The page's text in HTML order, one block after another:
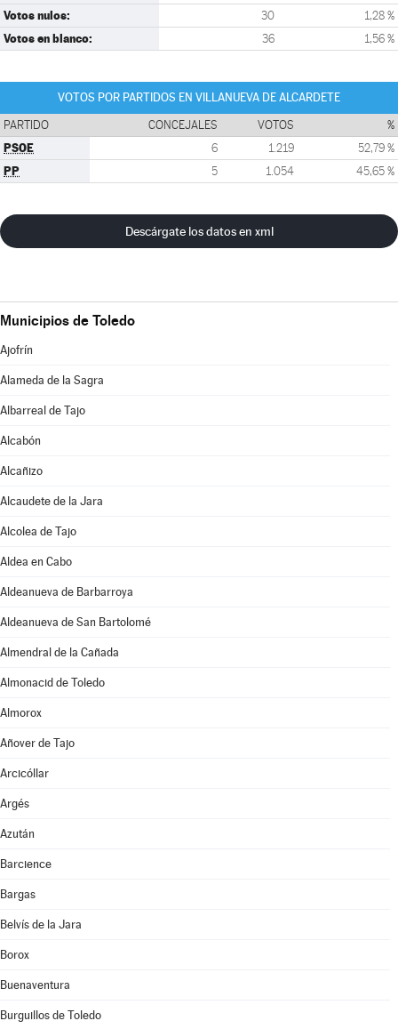
Votos nulos: 30 1,28 %
Votos en blanco: 36 1,56 %
VOTOS POR PARTIDOS EN VILLANUEVA DE ALCARDETE
PARTIDO CONCEJALES VOTOS %
PSOE 6 1.219 52,79 %
PP 5 1.054 45,65 %
Descárgate los datos en xml
Municipios de Toledo
Ajofrín
Alameda de la Sagra
Albarreal de Tajo
Alcabón
Alcañizo
Alcaudete de la Jara
Alcolea de Tajo
Aldea en Cabo
Aldeanueva de Barbarroya
Aldeanueva de San Bartolomé
Almendral de la Cañada
Almonacid de Toledo
Almorox
Añover de Tajo
Arcicóllar
Argés
Azután
Barcience
Bargas
Belvís de la Jara
Borox
Buenaventura
Burguillos de Toledo